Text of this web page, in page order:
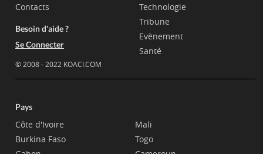
Contacts
Besoin d'aide ?
Se Connecter
© 2008 - 2022 KOACI.COM
Technologie
Tribune
Evènement
Santé
Pays
Côte d'Ivoire
Burkina Faso
Mali
Togo